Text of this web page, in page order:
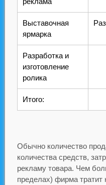
Выставочная
ярмарка
Разработка и
изготовление
ролика
Итого:
Обычно количество
количества средств,
рекламу товара. Чем
пределах) фирма